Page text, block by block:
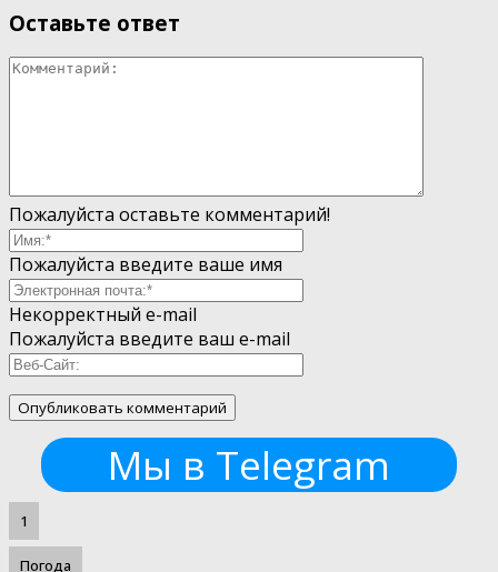
Оставьте ответ
Пожалуйста оставьте комментарий!
Пожалуйста введите ваше имя
Некорректный e-mail
Пожалуйста введите ваш e-mail
Мы в Telegram
1
Погода